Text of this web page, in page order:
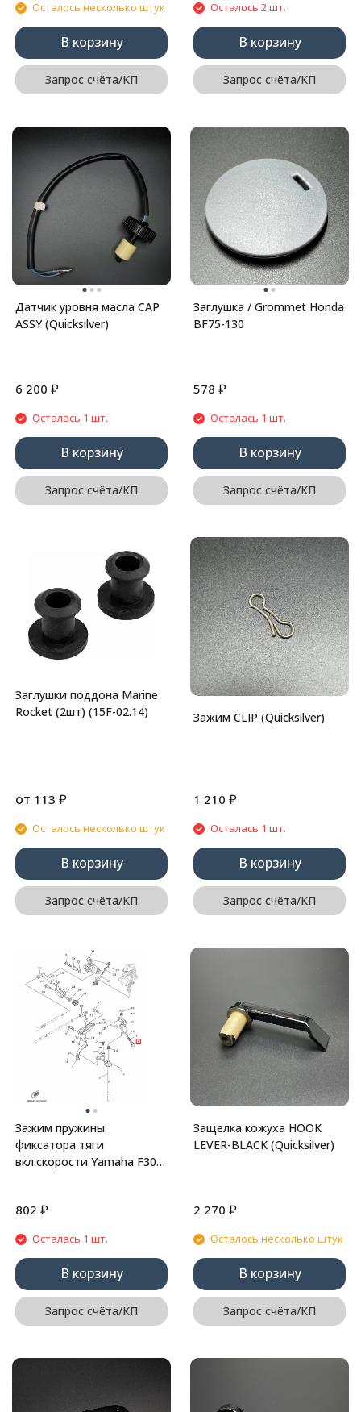
Осталось несколько штук
В корзину
Запрос счёта/КП
Осталось 2 шт.
В корзину
Запрос счёта/КП
Датчик уровня масла CAP
ASSY (Quicksilver)
6 200 ₽
Осталась 1 шт.
В корзину
Запрос счёта/КП
Заглушка / Grommet Honda
BF75-130
578 ₽
Осталась 1 шт.
В корзину
Запрос счёта/КП
Заглушки поддона Marine
Rocket (2шт) (15F-02.14)
от 113 ₽
Осталось несколько штук
В корзину
Запрос счёта/КП
Зажим CLIP (Quicksilver)
1 210 ₽
Осталась 1 шт.
В корзину
Запрос счёта/КП
Зажим пружины
фиксатора тяги
вкл.скорости Yamaha F30-
802 ₽
Осталась 1 шт.
В корзину
Запрос счёта/КП
Защелка кожуха HOOK
LEVER-BLACK (Quicksilver)
2 270 ₽
Осталось несколько штук
В корзину
Запрос счёта/КП